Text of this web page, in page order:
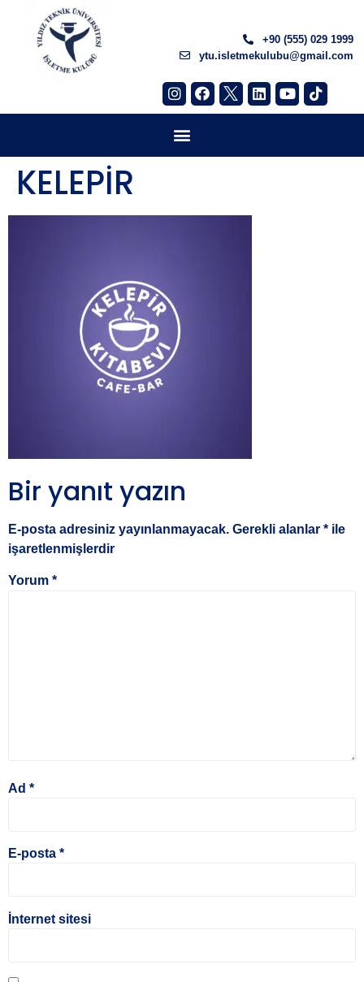
+90 (555) 029 1999
ytu.isletmekulubu@gmail.com
KELEPİR
Bir yanıt yazın
E-posta adresiniz yayınlanmayacak. Gerekli alanlar * ile
işaretlenmişlerdir
Yorum *
Ad *
E-posta *
İnternet sitesi